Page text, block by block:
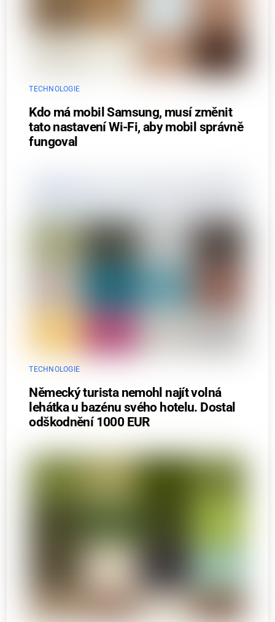
TECHNOLOGIE
Kdo má mobil Samsung, musí změnit
tato nastavení Wi-Fi, aby mobil správně
fungoval
TECHNOLOGIE
Německý turista nemohl najít volná
lehátka u bazénu svého hotelu. Dostal
odškodnění 1000 EUR